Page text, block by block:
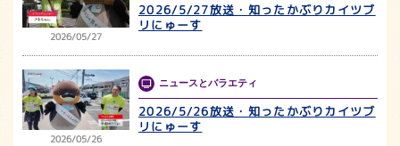
2026/05/27
2026/5/27放送・知ったかぶりカイツブ
リにゅーす
2026/05/26
ニュースとバラエティ
2026/5/26放送・知ったかぶりカイツブ
リにゅーす